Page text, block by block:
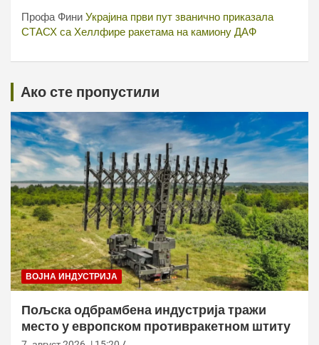
Профа Фини Украјина први пут званично приказала
СТАСХ са Хеллфире ракетама на камиону ДАФ
Ако сте пропустили
ВОЈНА ИНДУСТРИЈА
Пољска одбрамбена индустрија тражи
место у европском противракетном штиту